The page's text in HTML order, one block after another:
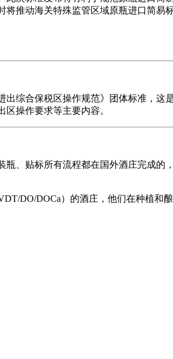
推动海关特殊监管区域原瓶进口简
综合保税区操作规范》团体标准，
操作要求等主要内容。
、贴标所有流程都在国外酒庄完成
DO/DOCa）的酒庄，他们在种植